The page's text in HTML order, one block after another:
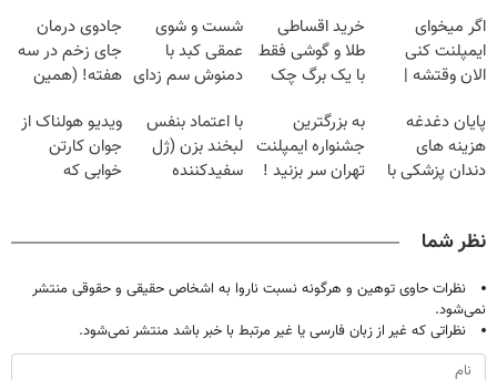
اگر میخوای
ایمپلنت کنی
الان وقتشه |
میلیون تومان!!!
خرید اقساطی
طلا و گوشی فقط
با یک برگ چک
شست و شوی
عمقی کبد با
دمنوش سم زدای
جادوی درمان
جای زخم در سه
هفته! (همین
صحبت کنید)
پایان دغدغه
هزینه های
دندان پزشکی با
به بزرگترین
جشنواره ایمپلنت
تهران سر بزنید !
با اعتماد بنفس
لبخند بزن (ژل
سفیدکننده
ویدیو هولناک از
جوان کارتن
خوابی که
نظر شما
نظرات حاوی توهین و هرگونه نسبت ناروا به اشخاص حقیقی و حقوقی منتشر
نمی‌شود.
نظراتی که غیر از زبان فارسی یا غیر مرتبط با خبر باشد منتشر نمی‌شود.